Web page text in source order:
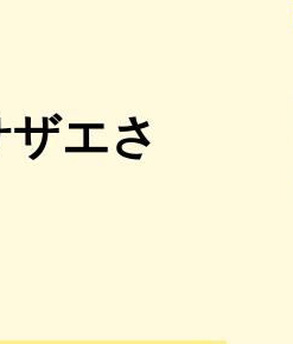
エさ